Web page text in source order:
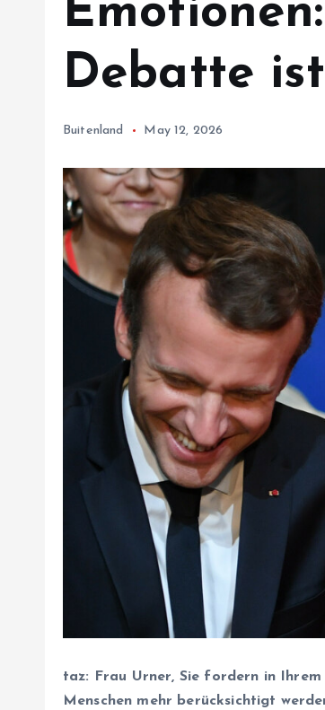
Debatte
Buitenland May 12, 2026
taz: Frau Urner, Sie fordern in Ihrem
Menschen mehr berücksichtigt